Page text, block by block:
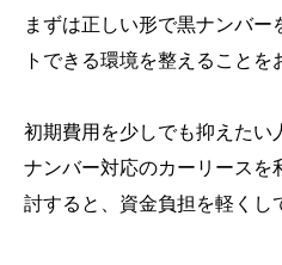
まずは正しい形で黒ナンバ
トできる環境を整えることを
初期費用を少しでも抑えたい
ナンバー対応のカーリースを
討すると、資金負担を軽くし